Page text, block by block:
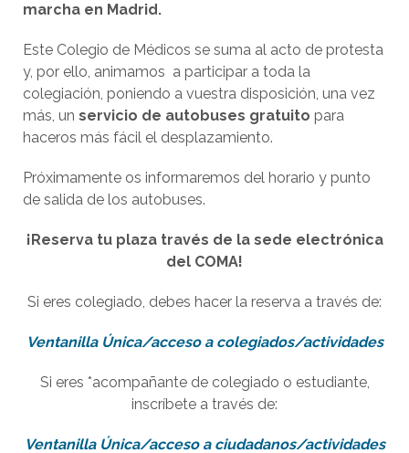
marcha en Madrid.
Este Colegio de Médicos se suma al acto de protesta
y, por ello, animamos a participar a toda la
colegiación, poniendo a vuestra disposición, una vez
más, un servicio de autobuses gratuito para
haceros más fácil el desplazamiento.
Próximamente os informaremos del horario y punto
de salida de los autobuses.
¡Reserva tu plaza través de la sede electrónica
del COMA!
Si eres colegiado, debes hacer la reserva a través de:
Ventanilla Única/acceso a colegiados/actividades
Si eres *acompañante de colegiado o estudiante,
inscríbete a través de:
Ventanilla Única/acceso a ciudadanos/actividades